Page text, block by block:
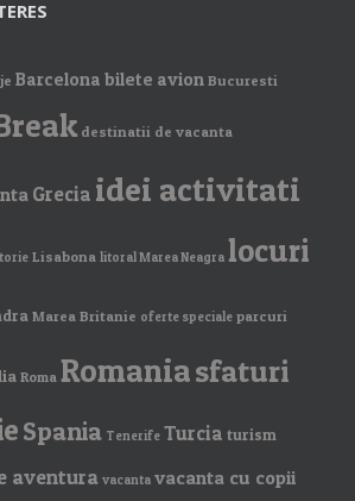
Barcelona bilete avion Bucuresti
destinatii de vacanta
Grecia idei activitati
Lisabona litoral Marea Neagra locuri
Marea Britanie oferte speciale parcuri
Roma Romaniasfaturi
Spania Tenerife Turcia turism
aventura vacanta vacanta cu copii